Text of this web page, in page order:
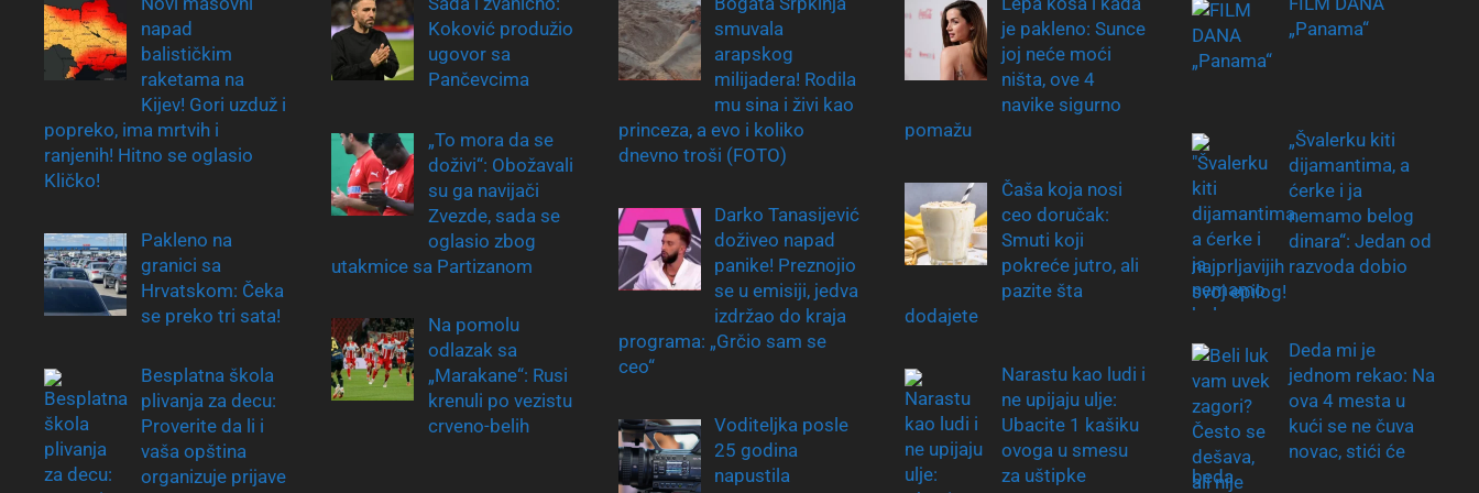
napad
balističkim
raketama na
Kijev! Gori uzduž i
popreko, ima mrtvih i
ranjenih! Hitno se oglasio
Kličko!
Pakleno na
granici sa
Hrvatskom: Čeka
se preko tri sata!
Besplatna škola
plivanja za decu:
Proverite da li i
vaša opština
organizuje prijave
Koković produžio
ugovor sa
Pančevcima
„To mora da se
doživi“: Obožavali
su ga navijači
Zvezde, sada se
oglasio zbog
utakmice sa Partizanom
Na pomolu
odlazak sa
„Marakane“: Rusi
krenuli po vezistu
crveno-belih
smuvala
arapskog
milijadera! Rodila
mu sina i živi kao
princeza, a evo i koliko
dnevno troši (FOTO)
Darko Tanasijević
doživeo napad
panike! Preznojio
se u emisiji, jedva
izdržao do kraja
programa: „Grčio sam se
ceo“
Voditeljka posle
25 godina
napustila
je pakleno: Sunce
joj neće moći
ništa, ove 4
navike sigurno
pomažu
Čaša koja nosi
ceo doručak:
Smuti koji
pokreće jutro, ali
pazite šta
dodajete
Narastu kao ludi i
ne upijaju ulje:
Ubacite 1 kašiku
ovoga u smesu
za uštipke
„Panama“
„Švalerku kiti
dijamantima, a
ćerke i ja
nemamo belog
dinara“: Jedan od
najprljavijih razvoda dobio
svoj epilog!
Deda mi je
jednom rekao: Na
ova 4 mesta u
kući se ne čuva
novac, stići će
beda